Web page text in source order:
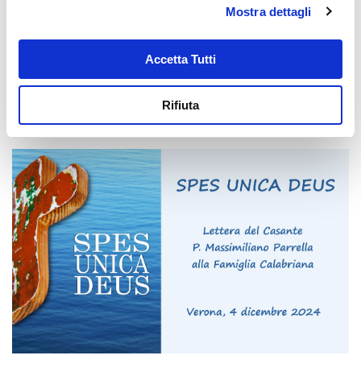
Mostra dettagli
Accetta Tutti
Rifiuta